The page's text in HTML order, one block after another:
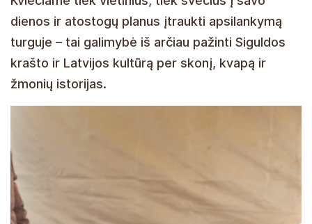
dienos ir atostogų planus įtraukti apsilankymą
turguje – tai galimybė iš arčiau pažinti Siguldos
krašto ir Latvijos kultūrą per skonį, kvapą ir
žmonių istorijas.